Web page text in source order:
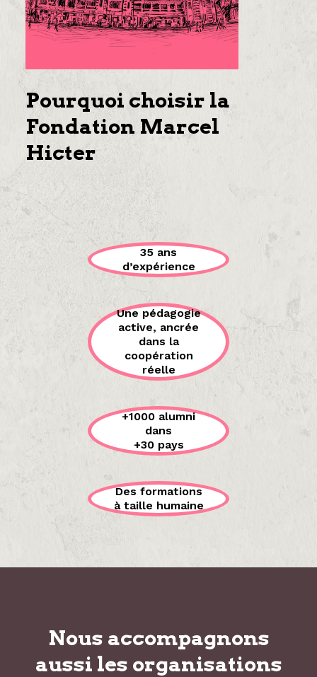
Pourquoi choisir la
Fondation Marcel
Hicter
35 ans
d’expérience
Une pédagogie
active, ancrée
dans la
coopération
réelle
+1000 alumni
dans
+30 pays
Des formations
à taille humaine
Nous accompagnons
aussi les organisations